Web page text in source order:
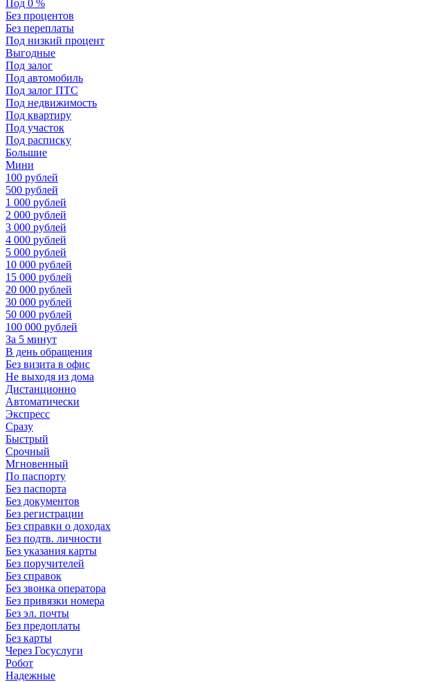
Под 0 %
Без процентов
Без переплаты
Под низкий процент
Выгодные
Под залог
Под автомобиль
Под залог ПТС
Под недвижимость
Под квартиру
Под участок
Под расписку
Большие
Мини
100 рублей
500 рублей
1 000 рублей
2 000 рублей
3 000 рублей
4 000 рублей
5 000 рублей
10 000 рублей
15 000 рублей
20 000 рублей
30 000 рублей
50 000 рублей
100 000 рублей
За 5 минут
В день обращения
Без визита в офис
Не выходя из дома
Дистанционно
Автоматически
Экспресс
Сразу
Быстрый
Срочный
Мгновенный
По паспорту
Без паспорта
Без документов
Без регистрации
Без справки о доходах
Без подтв. личности
Без указания карты
Без поручителей
Без справок
Без звонка оператора
Без привязки номера
Без эл. почты
Без предоплаты
Без карты
Через Госуслуги
Робот
Надежные